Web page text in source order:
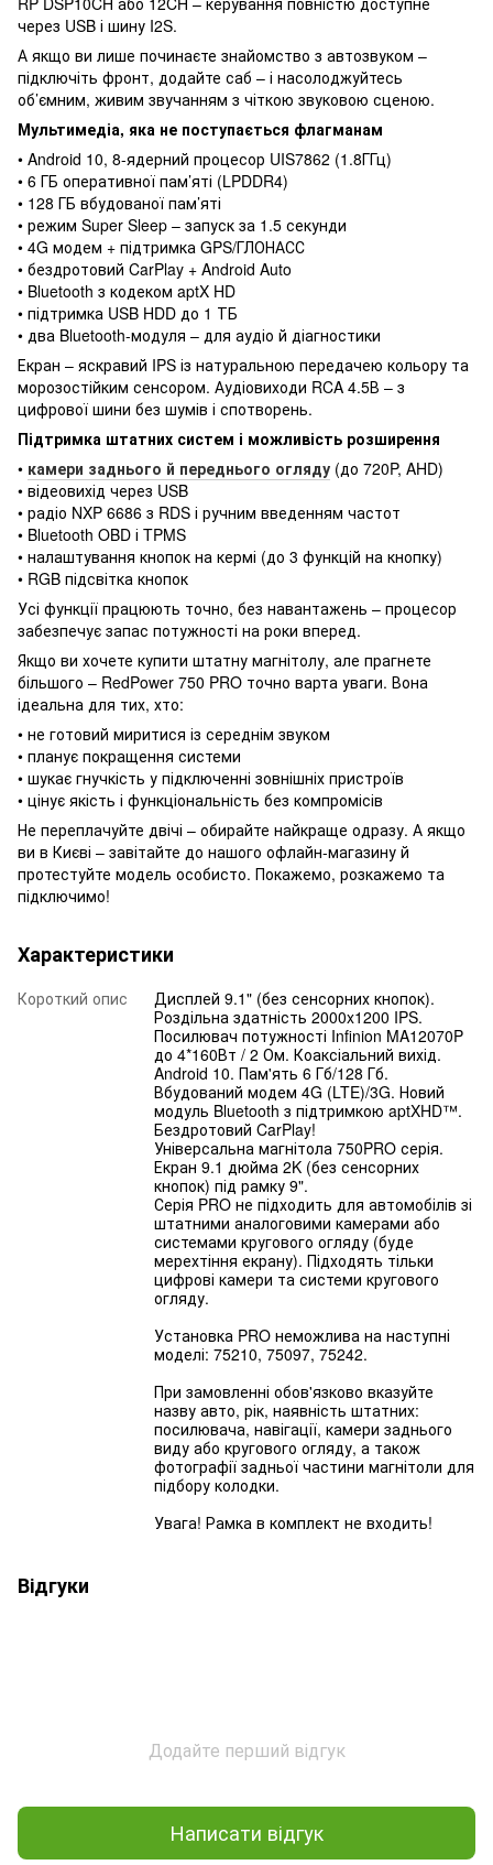
через USB і шину I2S.
А якщо ви лише починаєте знайомство з автозвуком –
підключіть фронт, додайте саб – і насолоджуйтесь
об’ємним, живим звучанням з чіткою звуковою сценою.
Мультимедіа, яка не поступається флагманам
• Android 10, 8-ядерний процесор UIS7862 (1.8ГГц)
• 6 ГБ оперативної пам’яті (LPDDR4)
• 128 ГБ вбудованої пам’яті
• режим Super Sleep – запуск за 1.5 секунди
• 4G модем + підтримка GPS/ГЛОНАСС
• бездротовий CarPlay + Android Auto
• Bluetooth з кодеком aptX HD
• підтримка USB HDD до 1 ТБ
• два Bluetooth-модуля – для аудіо й діагностики
Екран – яскравий IPS із натуральною передачею кольору та
морозостійким сенсором. Аудіовиходи RCA 4.5В – з
цифрової шини без шумів і спотворень.
Підтримка штатних систем і можливість розширення
• камери заднього й переднього огляду (до 720P, AHD)
• відеовихід через USB
• радіо NXP 6686 з RDS і ручним введенням частот
• Bluetooth OBD і TPMS
• налаштування кнопок на кермі (до 3 функцій на кнопку)
• RGB підсвітка кнопок
Усі функції працюють точно, без навантажень – процесор
забезпечує запас потужності на роки вперед.
Якщо ви хочете купити штатну магнітолу, але прагнете
більшого – RedPower 750 PRO точно варта уваги. Вона
ідеальна для тих, хто:
• не готовий миритися із середнім звуком
• планує покращення системи
• шукає гнучкість у підключенні зовнішніх пристроїв
• цінує якість і функціональність без компромісів
Не переплачуйте двічі – обирайте найкраще одразу. А якщо
ви в Києві – завітайте до нашого офлайн-магазину й
протестуйте модель особисто. Покажемо, розкажемо та
підключимо!
Характеристики
Короткий опис
Дисплей 9.1" (без сенсорних кнопок).
Роздільна здатність 2000x1200 IPS.
Посилювач потужності Infinion MA12070P
до 4*160Вт / 2 Ом. Коаксіальний вихід.
Android 10. Пам'ять 6 Гб/128 Гб.
Вбудований модем 4G (LTE)/3G. Новий
модуль Bluetooth з підтримкою aptXHD™.
Бездротовий CarPlay!
Універсальна магнітола 750PRO серія.
Екран 9.1 дюйма 2K (без сенсорних
кнопок) під рамку 9".
Серія PRO не підходить для автомобілів зі
штатними аналоговими камерами або
системами кругового огляду (буде
мерехтіння екрану). Підходять тільки
цифрові камери та системи кругового
огляду.
Установка PRO неможлива на наступні
моделі: 75210, 75097, 75242.
При замовленні обов'язково вказуйте
назву авто, рік, наявність штатних:
посилювача, навігації, камери заднього
виду або кругового огляду, а також
фотографії задньої частини магнітоли для
підбору колодки.
Увага! Рамка в комплект не входить!
Відгуки
Додайте перший відгук
Написати відгук